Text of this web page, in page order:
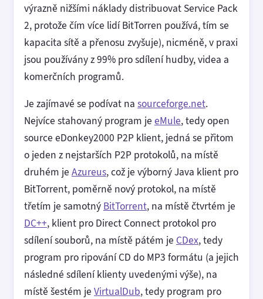
výrazně nižšími náklady distribuovat Service Pack
2, protože čím více lidí BitTorren používá, tím se
kapacita sítě a přenosu zvyšuje), nicméně, v praxi
jsou používány z 99% pro sdílení hudby, videa a
komerčních programů.
Je zajímavé se podívat na sourceforge.net.
Nejvíce stahovaný program je eMule, tedy open
source eDonkey2000 P2P klient, jedná se přitom
o jeden z nejstarších P2P protokolů, na místě
druhém je Azureus, což je výborný Java klient pro
BitTorrent, poměrně nový protokol, na místě
třetím je samotný BitTorrent, na místě čtvrtém je
DC++, klient pro Direct Connect protokol pro
sdílení souborů, na místě pátém je CDex, tedy
program pro ripování CD do MP3 formátu (a jejich
následné sdílení klienty uvedenými výše), na
místě šestém je VirtualDub, tedy program pro